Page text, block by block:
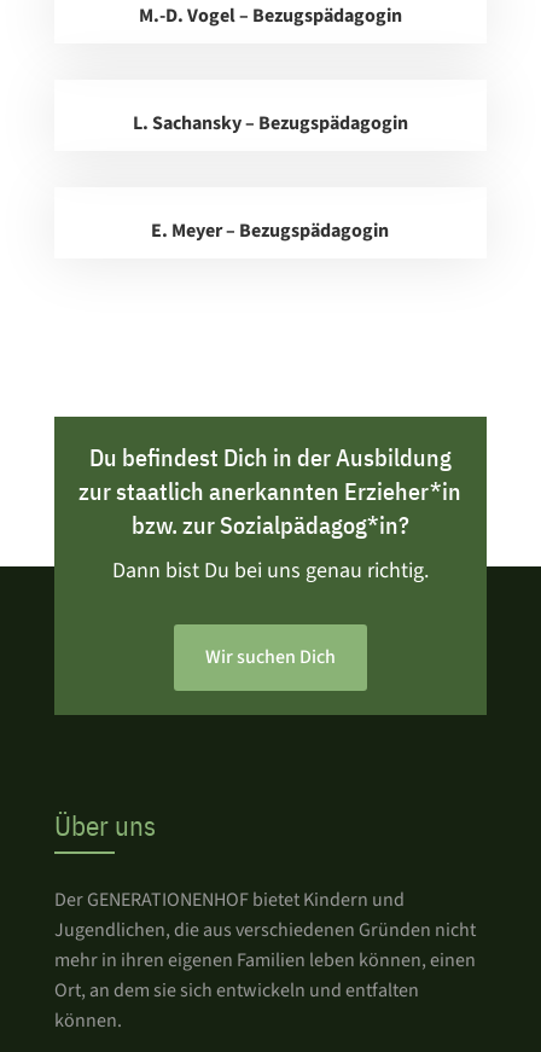
M.-D. Vogel – Bezugspädagogin
L. Sachansky – Bezugspädagogin
E. Meyer – Bezugspädagogin
Du befindest Dich in der Ausbildung
zur staatlich anerkannten Erzieher*in
bzw. zur Sozialpädagog*in?
Dann bist Du bei uns genau richtig.
Wir suchen Dich
Über uns
Der GENERATIONENHOF bietet Kindern und
Jugendlichen, die aus verschiedenen Gründen nicht
mehr in ihren eigenen Familien leben können, einen
Ort, an dem sie sich entwickeln und entfalten
können.